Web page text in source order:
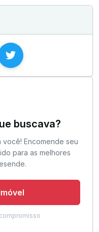
buscava?
Encomende seu
para as melhores